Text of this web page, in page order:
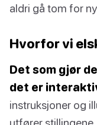
aldri gå tom for
Hvorfor vi
Det som gjør
det er
instruksjoner og
utfører